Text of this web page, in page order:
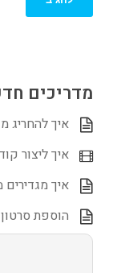
מדריכים
איך להחריג
איך ליצור
איך מגדירים מחיר
הוספת